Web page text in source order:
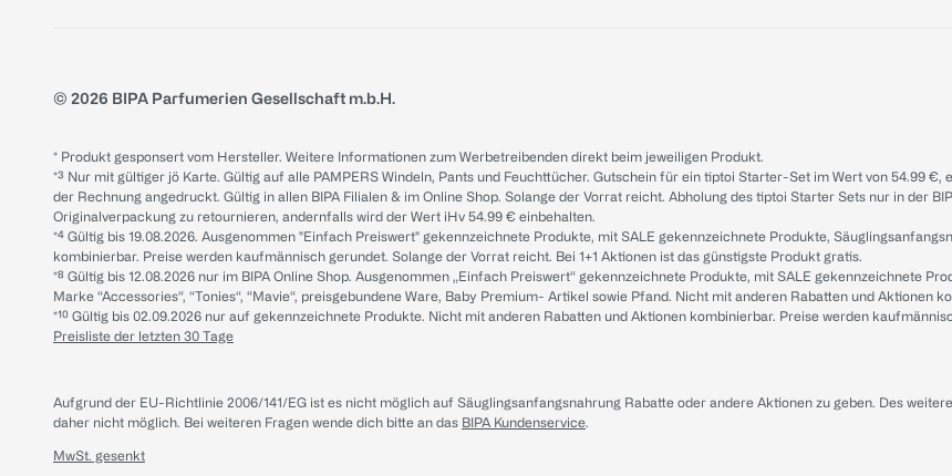
© 2026 BIPA Parfumerien Gesellschaft m.b.H.
* Produkt gesponsert vom Hersteller. Weitere Informationen zum Werbetreibenden direkt beim jeweiligen Produkt.
*³ Nur mit gültiger jö Karte. Gültig auf alle PAMPERS Windeln, Pants und Feuchttücher. Gutschein für ein tiptoi Starter-Set im Wert von 54.99
der Rechnung angedruckt. Gültig in allen BIPA Filialen & im Online Shop. Solange der Vorrat reicht. Abholung des tiptoi Starter Sets nur in der
Originalverpackung zu retournieren, andernfalls wird der Wert iHv 54.99 € einbehalten.
*⁴ Gültig bis 19.08.2026. Ausgenommen "Einfach Preiswert" gekennzeichnete Produkte, mit SALE gekennzeichnete Produkte,
kombinierbar. Preise werden kaufmännisch gerundet. Solange der Vorrat reicht. Bei 1+1 Aktionen ist das günstigste Produkt gratis.
*⁸ Gültig bis 12.08.2026 nur im BIPA Online Shop. Ausgenommen „Einfach Preiswert“ gekennzeichnete Produkte, mit SALE gekennzeichnete
Marke “Accessories“, “Tonies“, “Mavie“, preisgebundene Ware, Baby Premium- Artikel sowie Pfand. Nicht mit anderen Rabatten und Aktionen
*¹⁰ Gültig bis 02.09.2026 nur auf gekennzeichnete Produkte. Nicht mit anderen Rabatten und Aktionen kombinierbar. Preise werden
Preisliste der letzten 30 Tage
Aufgrund der EU-Richtlinie 2006/141/EG ist es nicht möglich auf Säuglingsanfangsnahrung Rabatte oder andere Aktionen zu geben. Des
daher nicht möglich. Bei weiteren Fragen wende dich bitte an das BIPA Kundenservice.
MwSt. gesenkt